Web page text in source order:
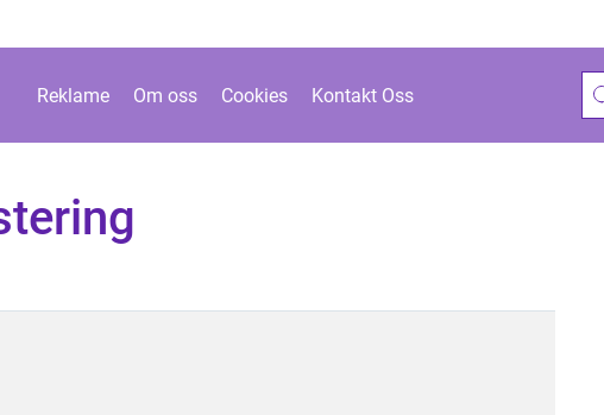
Reklame Om oss Cookies Kontakt Oss